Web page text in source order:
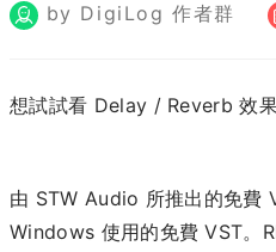
by DigiLog 作者群
想試試看 Delay / Reverb 效果
由 STW Audio 所推出的免費
Windows 使用的免費 VST。